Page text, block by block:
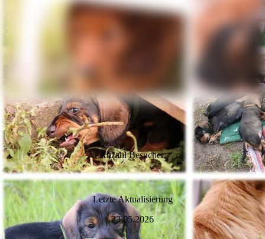
Anzahl Besucher:
Letzte Aktualisierung
23.05.2026